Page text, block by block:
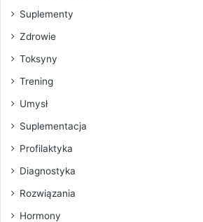
Suplementy
Zdrowie
Toksyny
Trening
Umysł
Suplementacja
Profilaktyka
Diagnostyka
Rozwiązania
Hormony